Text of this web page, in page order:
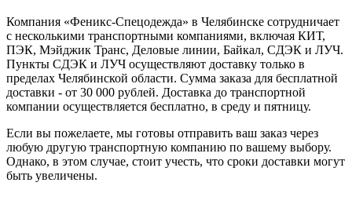
Компания «Феникс-Спецодежда» в Челябинске сотрудничает
с несколькими транспортными компаниями, включая КИТ,
ПЭК, Мэйджик Транс, Деловые линии, Байкал, CДЭК и ЛУЧ.
Пункты CДЭК и ЛУЧ осуществляют доставку только в
пределах Челябинской области. Сумма заказа для бесплатной
доставки - от 30 000 рублей. Доставка до транспортной
компании осуществляется бесплатно, в среду и пятницу.
Если вы пожелаете, мы готовы отправить ваш заказ через
любую другую транспортную компанию по вашему выбору.
Однако, в этом случае, стоит учесть, что сроки доставки могут
быть увеличены.